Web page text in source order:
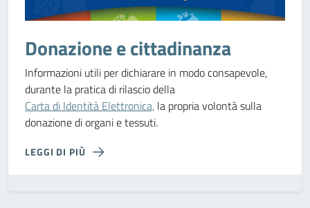
Donazione e cittadinanza
Informazioni utili per dichiarare in modo consapevole,
durante la pratica di rilascio della
Carta di Identità Elettronica, la propria volontà sulla
donazione di organi e tessuti.
LEGGI DI PIÙ